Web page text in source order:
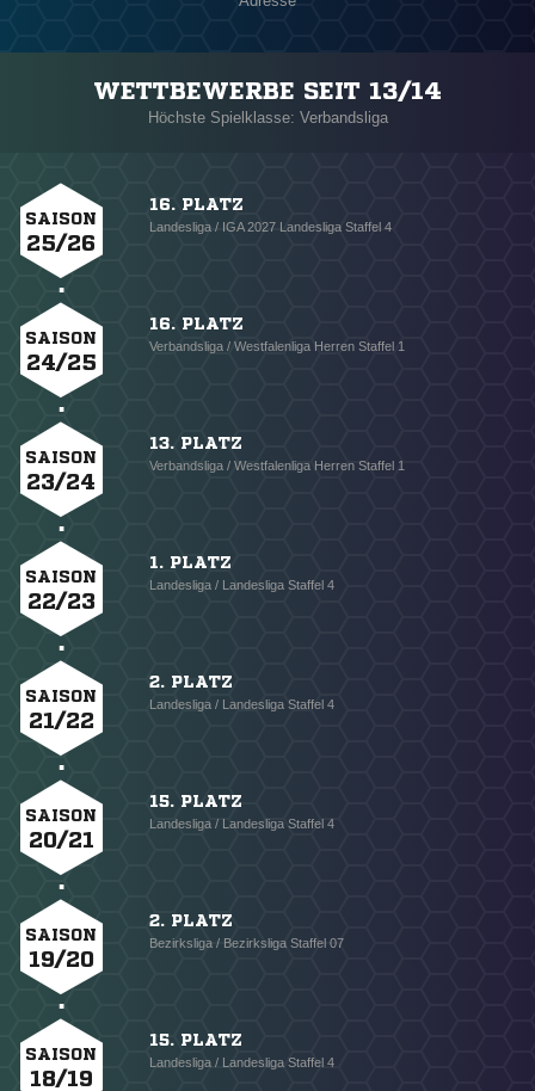
WETTBEWERBE SEIT 13/14
Höchste Spielklasse: Verbandsliga
SAISON
25/26
16. PLATZ
Landesliga / IGA 2027 Landesliga Staffel 4
SAISON
24/25
16. PLATZ
Verbandsliga / Westfalenliga Herren Staffel 1
SAISON
23/24
13. PLATZ
Verbandsliga / Westfalenliga Herren Staffel 1
SAISON
22/23
1. PLATZ
Landesliga / Landesliga Staffel 4
SAISON
21/22
2. PLATZ
Landesliga / Landesliga Staffel 4
SAISON
20/21
15. PLATZ
Landesliga / Landesliga Staffel 4
SAISON
19/20
2. PLATZ
Bezirksliga / Bezirksliga Staffel 07
SAISON
18/19
15. PLATZ
Landesliga / Landesliga Staffel 4